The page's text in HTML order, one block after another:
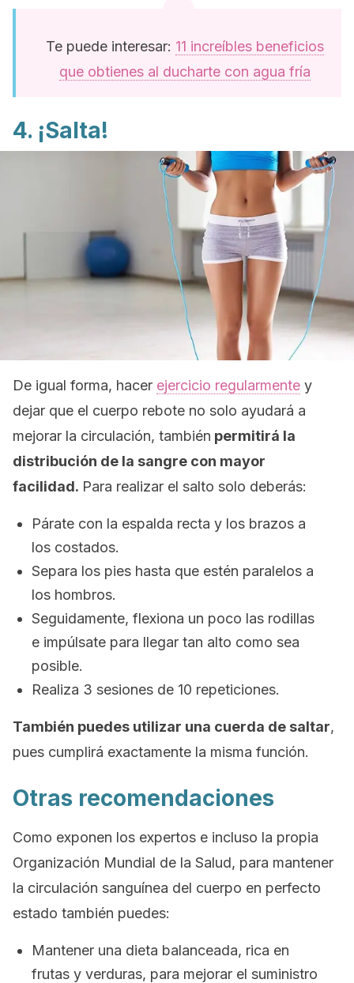
Te puede interesar: 11 increíbles beneficios
que obtienes al ducharte con agua fría
4. ¡Salta!
De igual forma, hacer ejercicio regularmente y
dejar que el cuerpo rebote no solo ayudará a
mejorar la circulación, también permitirá la
distribución de la sangre con mayor
facilidad. Para realizar el salto solo deberás:
Párate con la espalda recta y los brazos a
los costados.
Separa los pies hasta que estén paralelos a
los hombros.
Seguidamente, flexiona un poco las rodillas
e impúlsate para llegar tan alto como sea
posible.
Realiza 3 sesiones de 10 repeticiones.
También puedes utilizar una cuerda de saltar,
pues cumplirá exactamente la misma función.
Otras recomendaciones
Como exponen los expertos e incluso la propia
Organización Mundial de la Salud, para mantener
la circulación sanguínea del cuerpo en perfecto
estado también puedes:
Mantener una dieta balanceada, rica en
frutas y verduras, para mejorar el suministro